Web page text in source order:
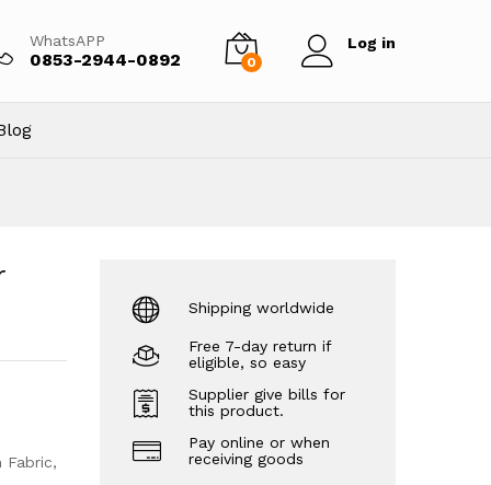
WhatsAPP
0853-2944-0892 0
Log in
Fabric,
Shipping worldwide
Free 7-day return if
eligible, so easy
Supplier give bills for
this product.
Pay online or when
receiving goods